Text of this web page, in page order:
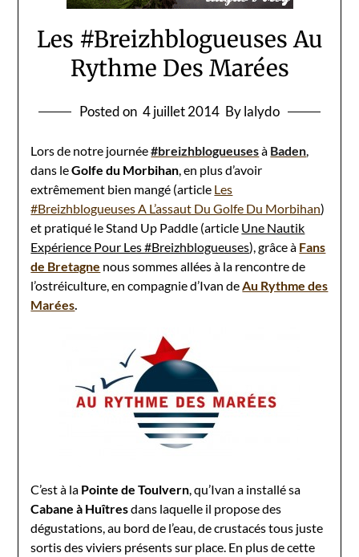
Les #Breizhblogueuses Au
Rythme Des Marées
Posted on 4 juillet 2014 By lalydo
Lors de notre journée#breizhblogueusesà Baden,
dans leGolfe du Morbihan, en plus d’avoir
extrêmement bien mangé (article Les
#Breizhblogueuses A L’assaut Du Golfe Du Morbihan)
et pratiqué le Stand Up Paddle (article Une Nautik
Expérience Pour Les #Breizhblogueuses), grâce à Fans
de Bretagne nous sommes allées à la rencontre de
l’ostréiculture, en compagnie d’Ivan deAu Rythme des
Marées.
C’est à la Pointe de Toulvern, qu’Ivan a installé sa
Cabane à Huîtresdans laquelle il propose des
dégustations, au bord de l’eau, de crustacés tous juste
sortis des viviers présents sur place. En plus de cette